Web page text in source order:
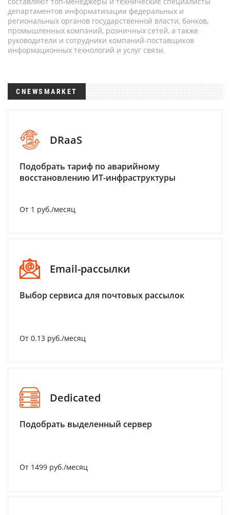
департаментов информатизации федеральных и
региональных органов государственной власти, банков,
промышленных компаний, розничных сетей, а также
руководители и сотрудники компаний-поставщиков
информационных технологий и услуг связи.
CNEWSMARKET
DRaaS
Подобрать тариф по аварийному
восстановлению ИТ-инфраструктуры
От 1 руб./месяц
Email-рассылки
Выбор сервиса для почтовых рассылок
От 0.13 руб./месяц
Dedicated
Подобрать выделенный сервер
От 1499 руб./месяц